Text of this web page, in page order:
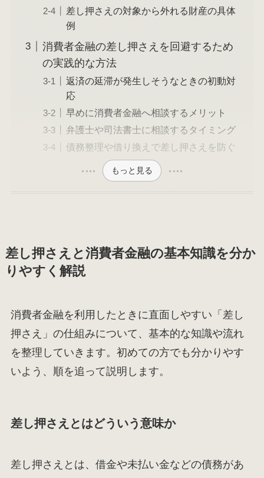
差し押さえの対象から外れる財産の具体
例
消費者金融の差し押さえを回避するため
の実践的な方法
返済の延滞が発生しそうなときの初動対
応
早めに消費者金融へ相談するメリット
弁護士や司法書士に相談するタイミング
債務整理や借り換えで差し押さえを防ぐ
もっと見る
差し押さえと消費者金融の基本知識を分か
りやすく解説
消費者金融を利用したときに直面しやすい「差し
押さえ」の仕組みについて、基本的な知識や流れ
を整理していきます。初めての方でも分かりやす
いよう、順を追って説明します。
差し押さえとはどういう意味か
差し押さえとは、借金や未払い金などの債務があ